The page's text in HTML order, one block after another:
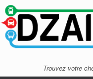
Trouvez votre